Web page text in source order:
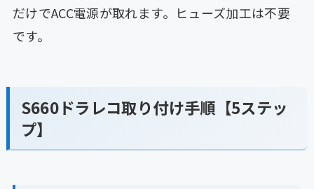
だけでACC電源が取れます。ヒューズ加工は不要
です。
S660ドラレコ取り付け手順【5ステッ
プ】